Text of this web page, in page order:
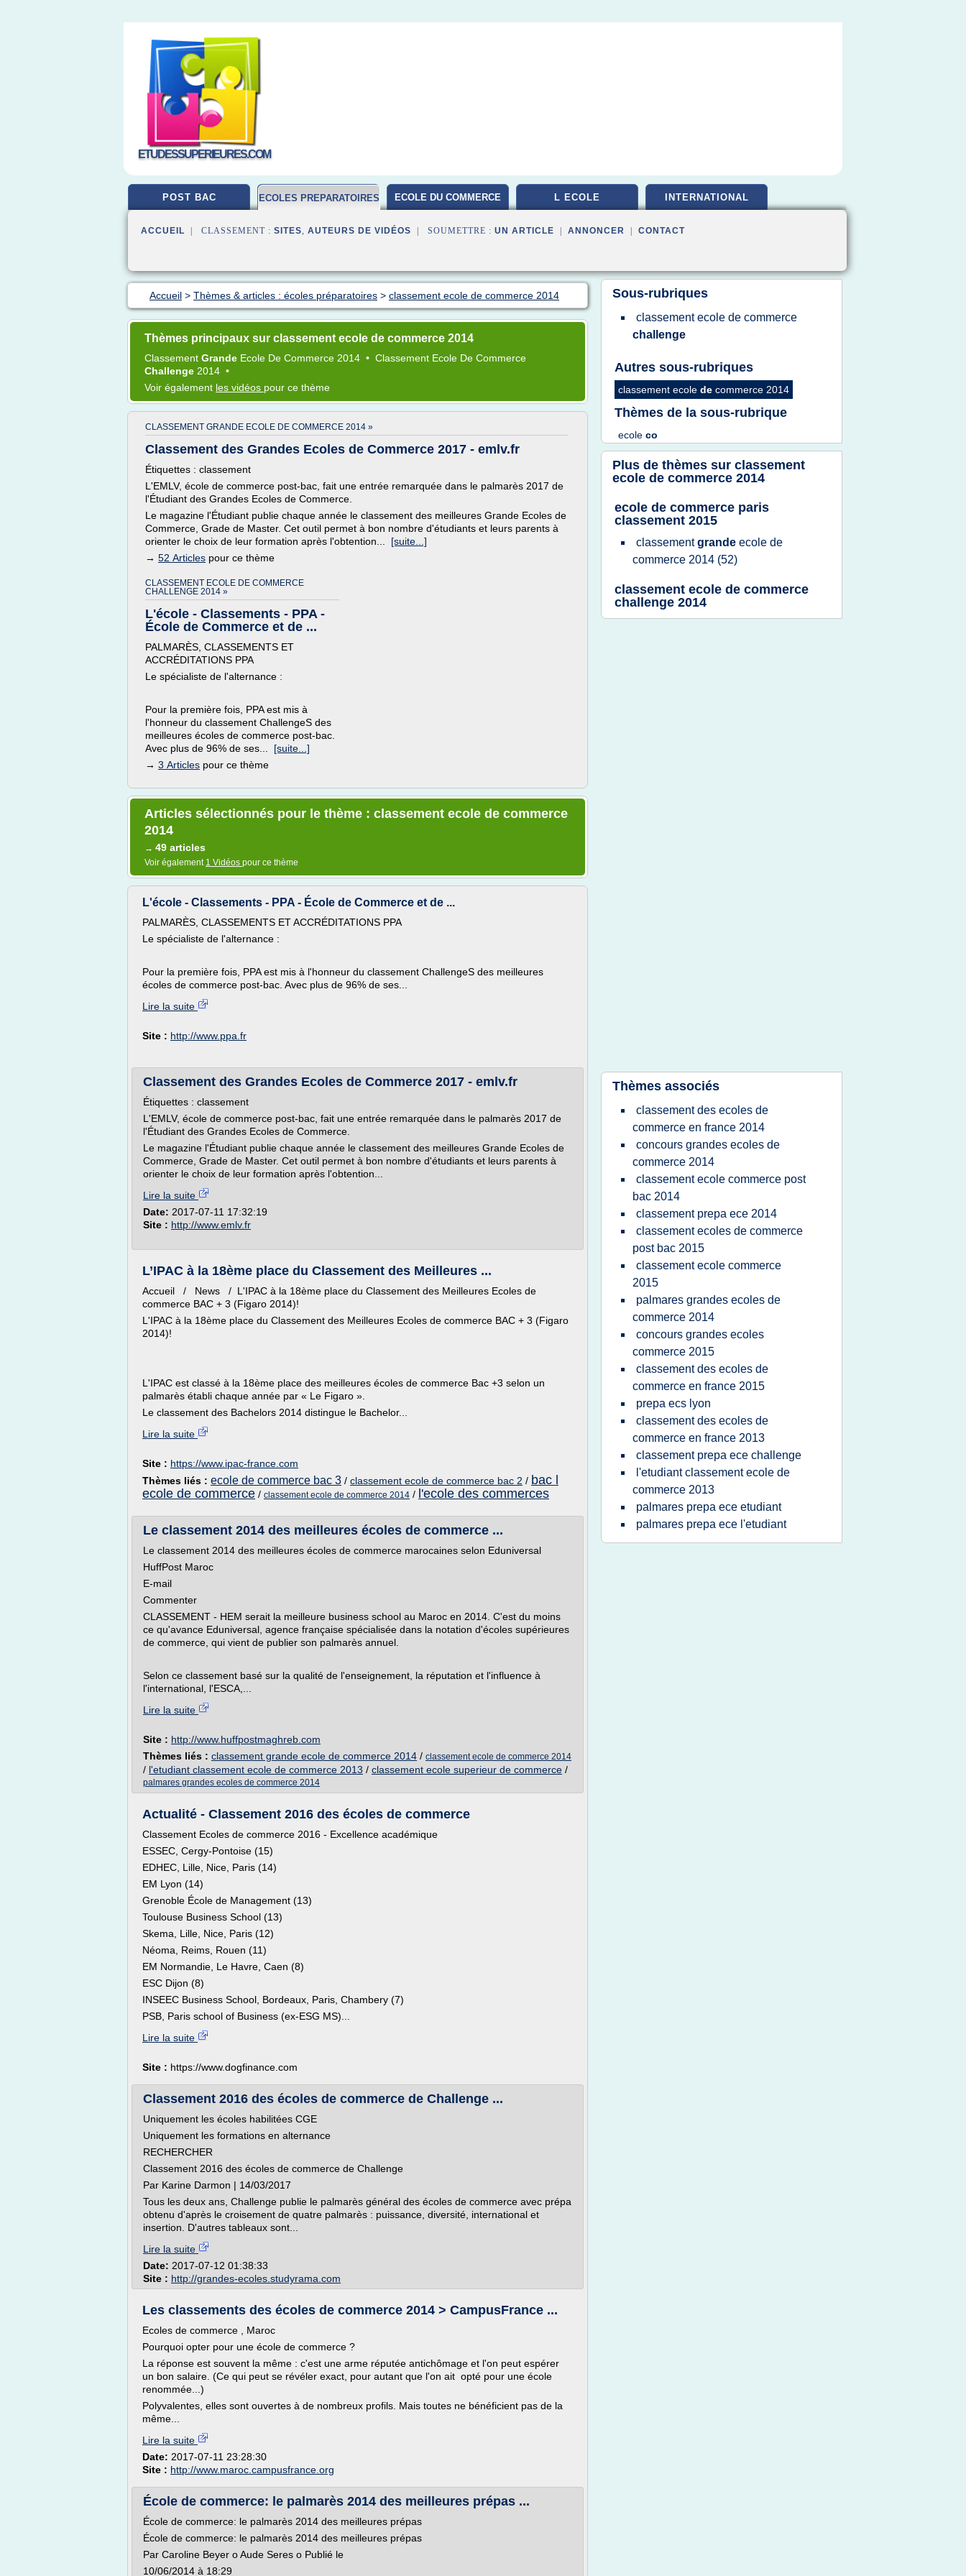
ETUDESSUPERIEURES.COM
POST BAC ECOLES PREPARATOIRES ECOLE DU COMMERCE L ECOLE INTERNATIONAL
ACCUEIL | CLASSEMENT : SITES, AUTEURS DE VIDÉOS | SOUMETTRE : UN ARTICLE ANNONCER CONTACT
Accueil > Thèmes & articles : écoles préparatoires > classement ecole de commerce 2014
Thèmes principaux sur classement ecole de commerce 2014
Classement Grande Ecole De Commerce 2014 • Classement Ecole De Commerce
Challenge 2014 •
Voir également les vidéos pour ce thème
CLASSEMENT GRANDE ECOLE DE COMMERCE 2014 »
Classement des Grandes Ecoles de Commerce 2017 - emlv.fr
Étiquettes : classement
L'EMLV, école de commerce post-bac, fait une entrée remarquée dans le palmarès 2017 de
l'Étudiant des Grandes Ecoles de Commerce.
Le magazine l'Étudiant publie chaque année le classement des meilleures Grande Ecoles de
Commerce, Grade de Master. Cet outil permet à bon nombre d'étudiants et leurs parents à
orienter le choix de leur formation après l'obtention... [suite...]
→ 52 Articles pour ce thème
CLASSEMENT ECOLE DE COMMERCE
CHALLENGE 2014 »
L'école - Classements - PPA -
École de Commerce et de ...
PALMARÈS, CLASSEMENTS ET
ACCRÉDITATIONS PPA
Le spécialiste de l'alternance :
Pour la première fois, PPA est mis à
l'honneur du classement ChallengeS des
meilleures écoles de commerce post-bac.
Avec plus de 96% de ses... [suite...]
→ 3 Articles pour ce thème
Articles sélectionnés pour le thème : classement ecole de commerce
2014
→ 49 articles
Voir également 1 Vidéos pour ce thème
L'école - Classements - PPA - École de Commerce et de ...
PALMARÈS, CLASSEMENTS ET ACCRÉDITATIONS PPA
Le spécialiste de l'alternance :
Pour la première fois, PPA est mis à l'honneur du classement ChallengeS des meilleures
écoles de commerce post-bac. Avec plus de 96% de ses...
Lire la suite
Site : http://www.ppa.fr
Classement des Grandes Ecoles de Commerce 2017 - emlv.fr
Étiquettes : classement
L'EMLV, école de commerce post-bac, fait une entrée remarquée dans le palmarès 2017 de
l'Étudiant des Grandes Ecoles de Commerce.
Le magazine l'Étudiant publie chaque année le classement des meilleures Grande Ecoles de
Commerce, Grade de Master. Cet outil permet à bon nombre d'étudiants et leurs parents à
orienter le choix de leur formation après l'obtention...
Lire la suite
Date: 2017-07-11 17:32:19
Site : http://www.emlv.fr
L’IPAC à la 18ème place du Classement des Meilleures ...
Accueil / News / L'IPAC à la 18ème place du Classement des Meilleures Ecoles de
commerce BAC + 3 (Figaro 2014)!
L'IPAC à la 18ème place du Classement des Meilleures Ecoles de commerce BAC + 3 (Figaro
2014)!
L'IPAC est classé à la 18ème place des meilleures écoles de commerce Bac +3 selon un
palmarès établi chaque année par « Le Figaro ».
Le classement des Bachelors 2014 distingue le Bachelor...
Lire la suite
Site : https://www.ipac-france.com
Thèmes liés : ecole de commerce bac 3 / classement ecole de commerce bac 2 / bac l
ecole de commerce / classement ecole de commerce 2014 / l'ecole des commerces
Le classement 2014 des meilleures écoles de commerce ...
Le classement 2014 des meilleures écoles de commerce marocaines selon Eduniversal
HuffPost Maroc
E-mail
Commenter
CLASSEMENT - HEM serait la meilleure business school au Maroc en 2014. C'est du moins
ce qu'avance Eduniversal, agence française spécialisée dans la notation d'écoles supérieures
de commerce, qui vient de publier son palmarès annuel.
Selon ce classement basé sur la qualité de l'enseignement, la réputation et l'influence à
l'international, l'ESCA,...
Lire la suite
Site : http://www.huffpostmaghreb.com
Thèmes liés : classement grande ecole de commerce 2014 / classement ecole de commerce 2014
/ l'etudiant classement ecole de commerce 2013 / classement ecole superieur de commerce /
palmares grandes ecoles de commerce 2014
Actualité - Classement 2016 des écoles de commerce
Classement Ecoles de commerce 2016 - Excellence académique
ESSEC, Cergy-Pontoise (15)
EDHEC, Lille, Nice, Paris (14)
EM Lyon (14)
Grenoble École de Management (13)
Toulouse Business School (13)
Skema, Lille, Nice, Paris (12)
Néoma, Reims, Rouen (11)
EM Normandie, Le Havre, Caen (8)
ESC Dijon (8)
INSEEC Business School, Bordeaux, Paris, Chambery (7)
PSB, Paris school of Business (ex-ESG MS)...
Lire la suite
Site : https://www.dogfinance.com
Classement 2016 des écoles de commerce de Challenge ...
Uniquement les écoles habilitées CGE
Uniquement les formations en alternance
RECHERCHER
Classement 2016 des écoles de commerce de Challenge
Par Karine Darmon | 14/03/2017
Tous les deux ans, Challenge publie le palmarès général des écoles de commerce avec prépa
obtenu d'après le croisement de quatre palmarès : puissance, diversité, international et
insertion. D'autres tableaux sont...
Lire la suite
Date: 2017-07-12 01:38:33
Site : http://grandes-ecoles.studyrama.com
Les classements des écoles de commerce 2014 > CampusFrance ...
Ecoles de commerce , Maroc
Pourquoi opter pour une école de commerce ?
La réponse est souvent la même : c'est une arme réputée antichômage et l'on peut espérer
un bon salaire. (Ce qui peut se révéler exact, pour autant que l'on ait opté pour une école
renommée...)
Polyvalentes, elles sont ouvertes à de nombreux profils. Mais toutes ne bénéficient pas de la
même...
Lire la suite
Date: 2017-07-11 23:28:30
Site : http://www.maroc.campusfrance.org
École de commerce: le palmarès 2014 des meilleures prépas ...
École de commerce: le palmarès 2014 des meilleures prépas
École de commerce: le palmarès 2014 des meilleures prépas
Par Caroline Beyer o Aude Seres o Publié le
10/06/2014 à 18:29
Sous-rubriques
classement ecole de commerce
challenge
Autres sous-rubriques
classement ecole de commerce 2014
Thèmes de la sous-rubrique
ecole co
Plus de thèmes sur classement
ecole de commerce 2014
ecole de commerce paris
classement 2015
classementgrande ecole de
commerce 2014 (52)
classement ecole de commerce
challenge 2014
Thèmes associés
classement des ecoles de
commerce en france 2014
concours grandes ecoles de
commerce 2014
classement ecole commerce post
bac 2014
classement prepa ece 2014
classement ecoles de commerce
post bac 2015
classement ecole commerce
2015
palmares grandes ecoles de
commerce 2014
concours grandes ecoles
commerce 2015
classement des ecoles de
commerce en france 2015
prepa ecs lyon
classement des ecoles de
commerce en france 2013
classement prepa ece challenge
l'etudiant classement ecole de
commerce 2013
palmares prepa ece etudiant
palmares prepa ece l'etudiant